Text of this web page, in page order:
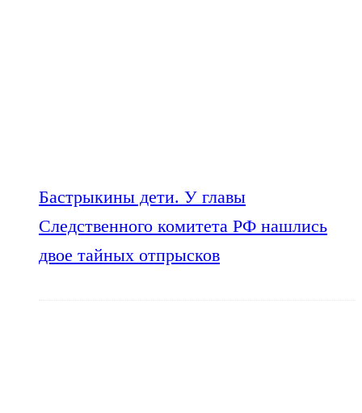
Бастрыкины дети. У главы
Следственного комитета РФ нашлись
двое тайных отпрысков